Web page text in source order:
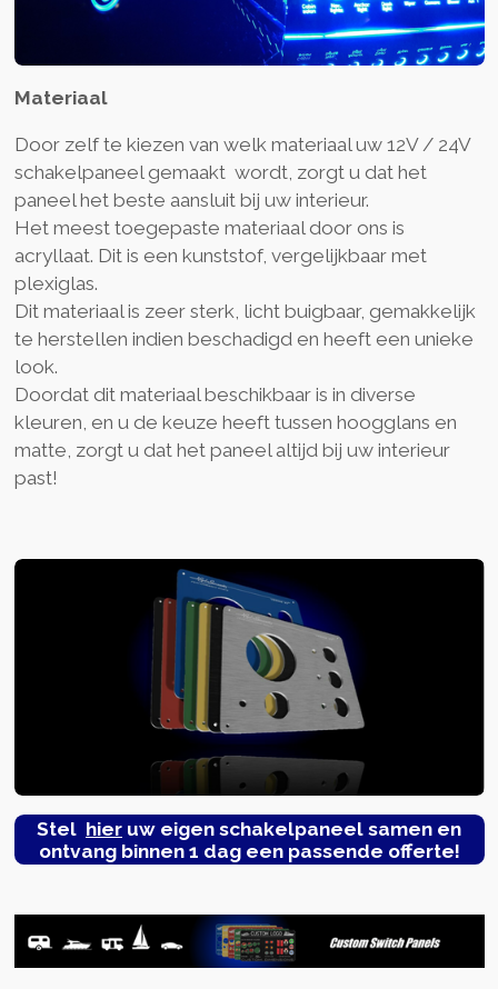
Materiaal
Door zelf te kiezen van welk materiaal uw 12V / 24V
schakelpaneel gemaakt wordt, zorgt u dat het
paneel het beste aansluit bij uw interieur.
Het meest toegepaste materiaal door ons is
acryllaat. Dit is een kunststof, vergelijkbaar met
plexiglas.
Dit materiaal is zeer sterk, licht buigbaar, gemakkelijk
te herstellen indien beschadigd en heeft een unieke
look.
Doordat dit materiaal beschikbaar is in diverse
kleuren, en u de keuze heeft tussen hoogglans en
matte, zorgt u dat het paneel altijd bij uw interieur
past!
Stel hier uw eigen schakelpaneel samen en
ontvang binnen 1 dag een passende offerte!